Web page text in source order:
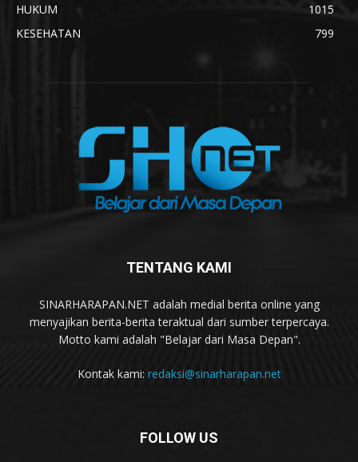
HUKUM
1015
KESEHATAN
799
TENTANG KAMI
SINARHARAPAN.NET adalah medial berita online yang
menyajikan berita-berita teraktual dari sumber terpercaya.
Motto kami adalah "Belajar dari Masa Depan".
Kontak kami: redaksi@sinarharapan.net
FOLLOW US